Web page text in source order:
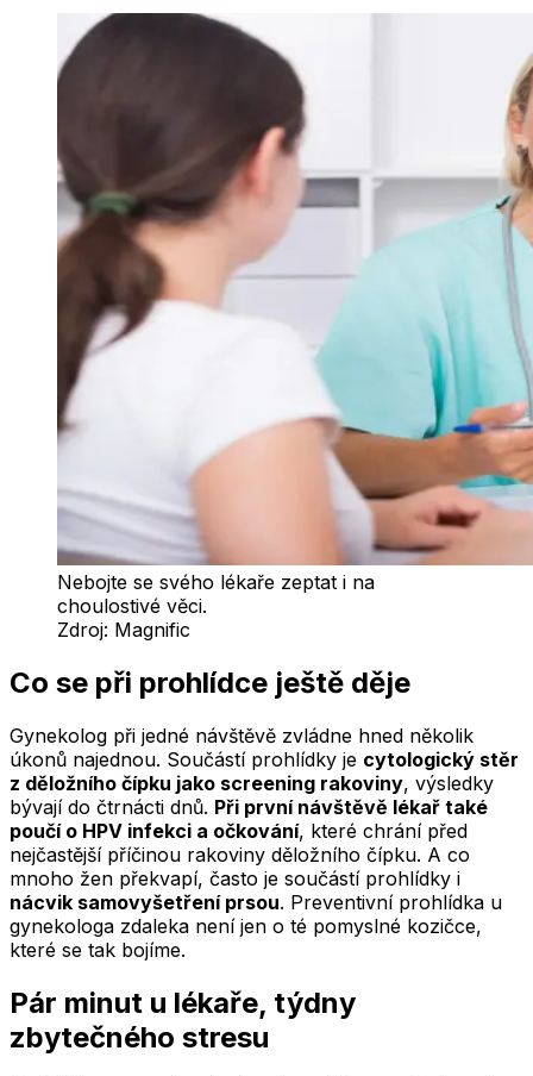
Nebojte se svého lékaře zeptat i na
choulostivé věci.
Zdroj: Magnific
Co se při prohlídce ještě děje
Gynekolog při jedné návštěvě zvládne hned několik
úkonů najednou. Součástí prohlídky je cytologický stěr
z děložního čípku jako screening rakoviny, výsledky
bývají do čtrnácti dnů. Při první návštěvě lékař také
poučí o HPV infekci a očkování, které chrání před
nejčastější příčinou rakoviny děložního čípku. A co
mnoho žen překvapí, často je součástí prohlídky i
nácvik samovyšetření prsou. Preventivní prohlídka u
gynekologa zdaleka není jen o té pomyslné kozičce,
které se tak bojíme.
Pár minut u lékaře, týdny
zbytečného stresu